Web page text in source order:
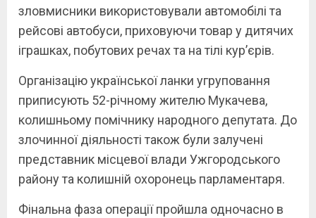
зловмисники використовували автомобілі та
рейсові автобуси, приховуючи товар у дитячих
іграшках, побутових речах та на тілі кур’єрів.
Організацію української ланки угруповання
приписують 52-річному жителю Мукачева,
колишньому помічнику народного депутата. До
злочинної діяльності також були залучені
представник місцевої влади Ужгородського
району та колишній охоронець парламентаря.
Фінальна фаза операції пройшла одночасно в